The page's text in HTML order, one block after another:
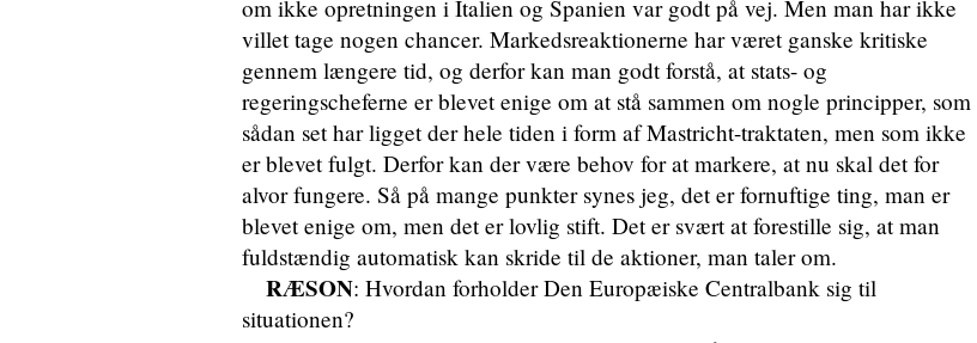
om ikke opretningen i Italien og Spanien var godt på vej. Men man har ikke
villet tage nogen chancer. Markedsreaktionerne har været ganske kritiske
gennem længere tid, og derfor kan man godt forstå, at stats- og
regeringscheferne er blevet enige om at stå sammen om nogle principper, som
sådan set har ligget der hele tiden i form af Mastricht-traktaten, men som ikke
er blevet fulgt. Derfor kan der være behov for at markere, at nu skal det for
alvor fungere. Så på mange punkter synes jeg, det er fornuftige ting, man er
blevet enige om, men det er lovlig stift. Det er svært at forestille sig, at man
fuldstændig automatisk kan skride til de aktioner, man taler om.
RÆSON: Hvordan forholder Den Europæiske Centralbank sig til
situationen?